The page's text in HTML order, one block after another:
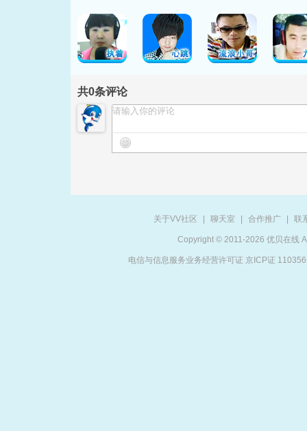
共0条评论
关于VV社区 聊天室 合作推广 联
Copyright © 2011-2026 优贝在线
电信与信息服务业务经营许可证 京ICP证